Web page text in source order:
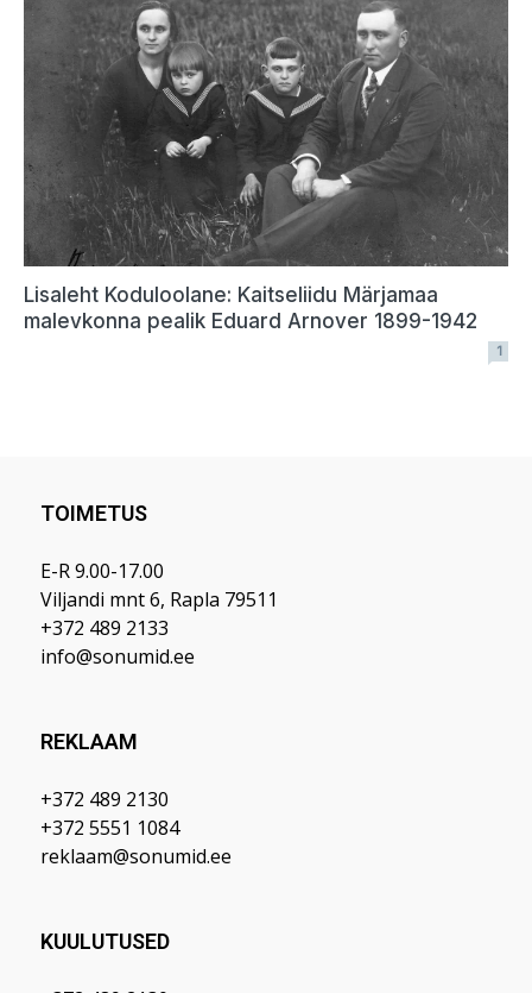
TOIMETUS
E-R 9.00-17.00
Viljandi mnt 6, Rapla 79511
+372 489 2133
info@sonumid.ee
REKLAAM
+372 489 2130
+372 5551 1084
reklaam@sonumid.ee
KUULUTUSED